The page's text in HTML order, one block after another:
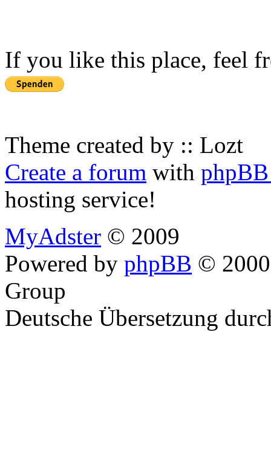
If you like this place, feel
Theme created by :: Lozt
Create a forum with
hosting service!
MyAdster © 2009
Powered by phpBB ©
Group
Deutsche Übersetzung